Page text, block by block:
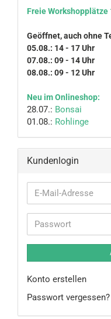
Freie Workshopplätze
Geöffnet, auch ohne
05.08.: 14 - 17 Uhr
07.08.: 09 - 14 Uhr
08.08.: 09 - 12 Uhr
Neu im Onlineshop:
28.07.: Bonsai
01.08.: Rohlinge
Kundenlogin
E-
Mail-
Passwort
Konto erstellen
Passwort vergessen?